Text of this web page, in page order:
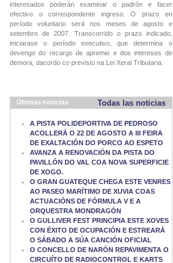
interesados poderán examinar o padrón e facer
efectivo o correspondente ingreso. O prazo en
período voluntario será nos meses de agosto e
setembro de 2007. Transcorrido o prazo indicado,
iniciarase o período executivo, que determina o
devengo do recargo de apremio e dos intereses de
demora, dacordo co previsto na Lei Xeral Tributaria.
Últimas noticias Todas las noticias
A PISTA POLIDEPORTIVA DE PEDROSO
ACOLLERÁ O 22 DE AGOSTO A III FEIRA
DE EXALTACIÓN DO PORCO AO ESPETO
AVANZA A RENOVACIÓN DA PISTA DO
PAVILLÓN DO VAL COA NOVA SUPERFICIE
DE XOGO.
O GRAN GUATEQUE CHEGA ESTE VENRES
AO PASEO MARÍTIMO DE XUVIA COAS
ACTUACIÓNS DE FÓRMULA V E A
ORQUESTRA MONDRAGÓN
O GULLIVER FEST PRINCIPIA ESTE XOVES
CON ÉXITO DE OCUPACIÓN E ESTREARÁ
O SÁBADO A SÚA CANCIÓN OFICIAL
O CONCELLO DE NARÓN REPAVIMENTA O
CIRCUÍTO DE RADIOCONTROL E KARTS